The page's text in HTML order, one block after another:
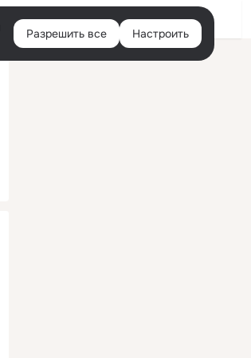
Войти
Разрешить все Настроить